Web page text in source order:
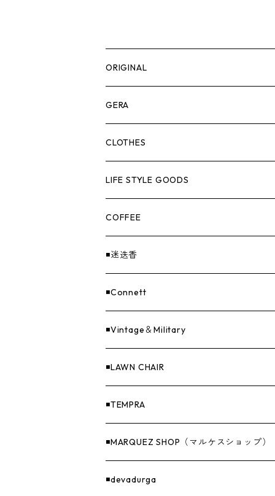
ORIGINAL
ASOMATOUS
HANGBURGER（ハングバーガー）
Sticker（ステッカー）
Others（その他）
COLLABORATION
UNITIUM.
THE UNFORM STORE オリジナル
GERA
ランタン＆ライト
クッカー＆カトラリー
バーナー
焚火
寝具
ファニチャー
収納
ナイフ＆アックス
燃料
GOODS
CLOTHES
TOPS
PANTS
CAP
GOODS
バンダナ＆手ぬぐい
LIFE STYLE GOODS
ステッカー
COFFEE
◾️迷迭香
◾️Connett
◾️Vintage＆Military
◾️LAWN CHAIR
◾️TEMPRA
◾️MARQUEZ SHOP（マルケスショップ）
◾️devadurga